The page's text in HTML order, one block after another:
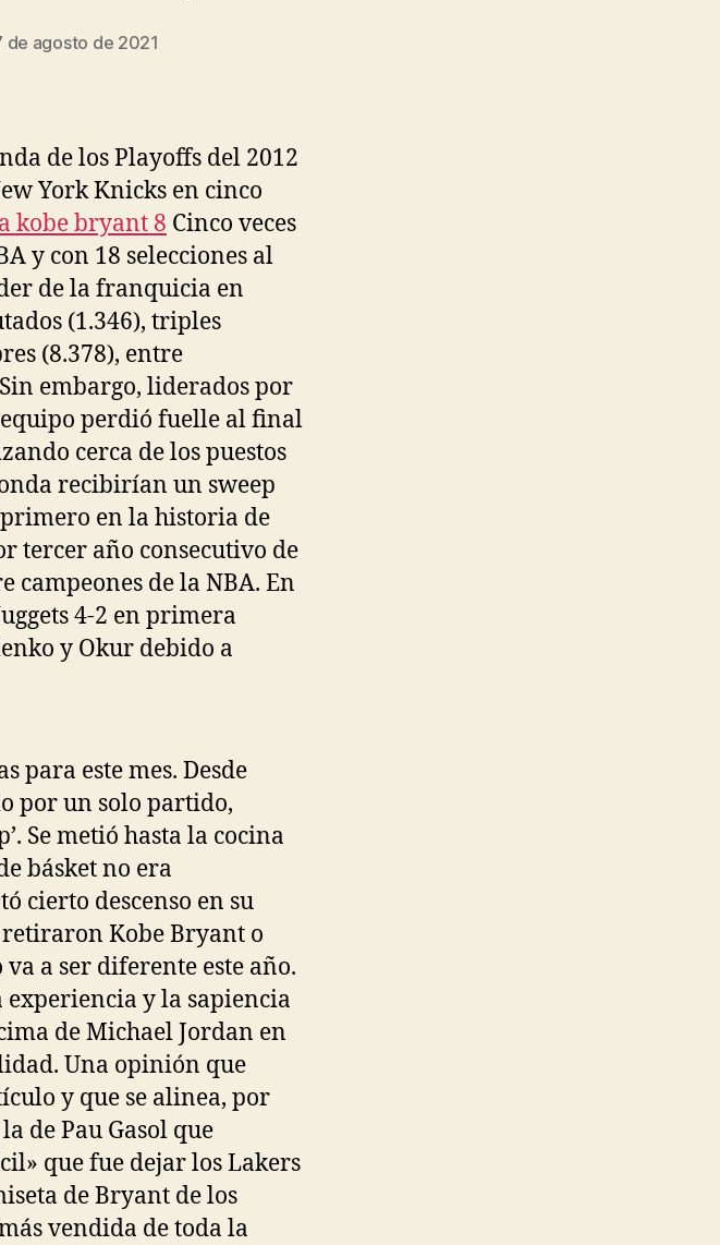
de agosto de 2021
de los Playoffs del 2012
York Knicks en cinco
kobe bryant 8 Cinco veces
y con 18 selecciones al
de la franquicia en
(1.346), triples
(8.378), entre
embargo, liderados por
perdió fuelle al final
cerca de los puestos
recibirían un sweep
primero en la historia de
tercer año consecutivo de
campeones de la NBA. En
4-2 en primera
y Okur debido a
para este mes. Desde
por un solo partido,
Se metió hasta la cocina
básket no era
cierto descenso en su
Kobe Bryant o
a ser diferente este año.
experiencia y la sapiencia
de Michael Jordan en
Una opinión que
y que se alinea, por
de Pau Gasol que
que fue dejar los Lakers
de Bryant de los
vendida de toda la